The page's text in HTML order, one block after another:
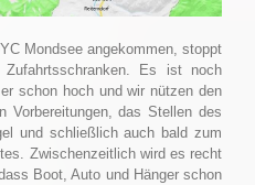
Mondsee angekommen, stoppt
Es ist noch
schon hoch und wir nützen den
Vorbereitungen, das Stellen des
und schließlich auch bald zum
Zwischenzeitlich wird es recht
Boot, Auto und Hänger schon